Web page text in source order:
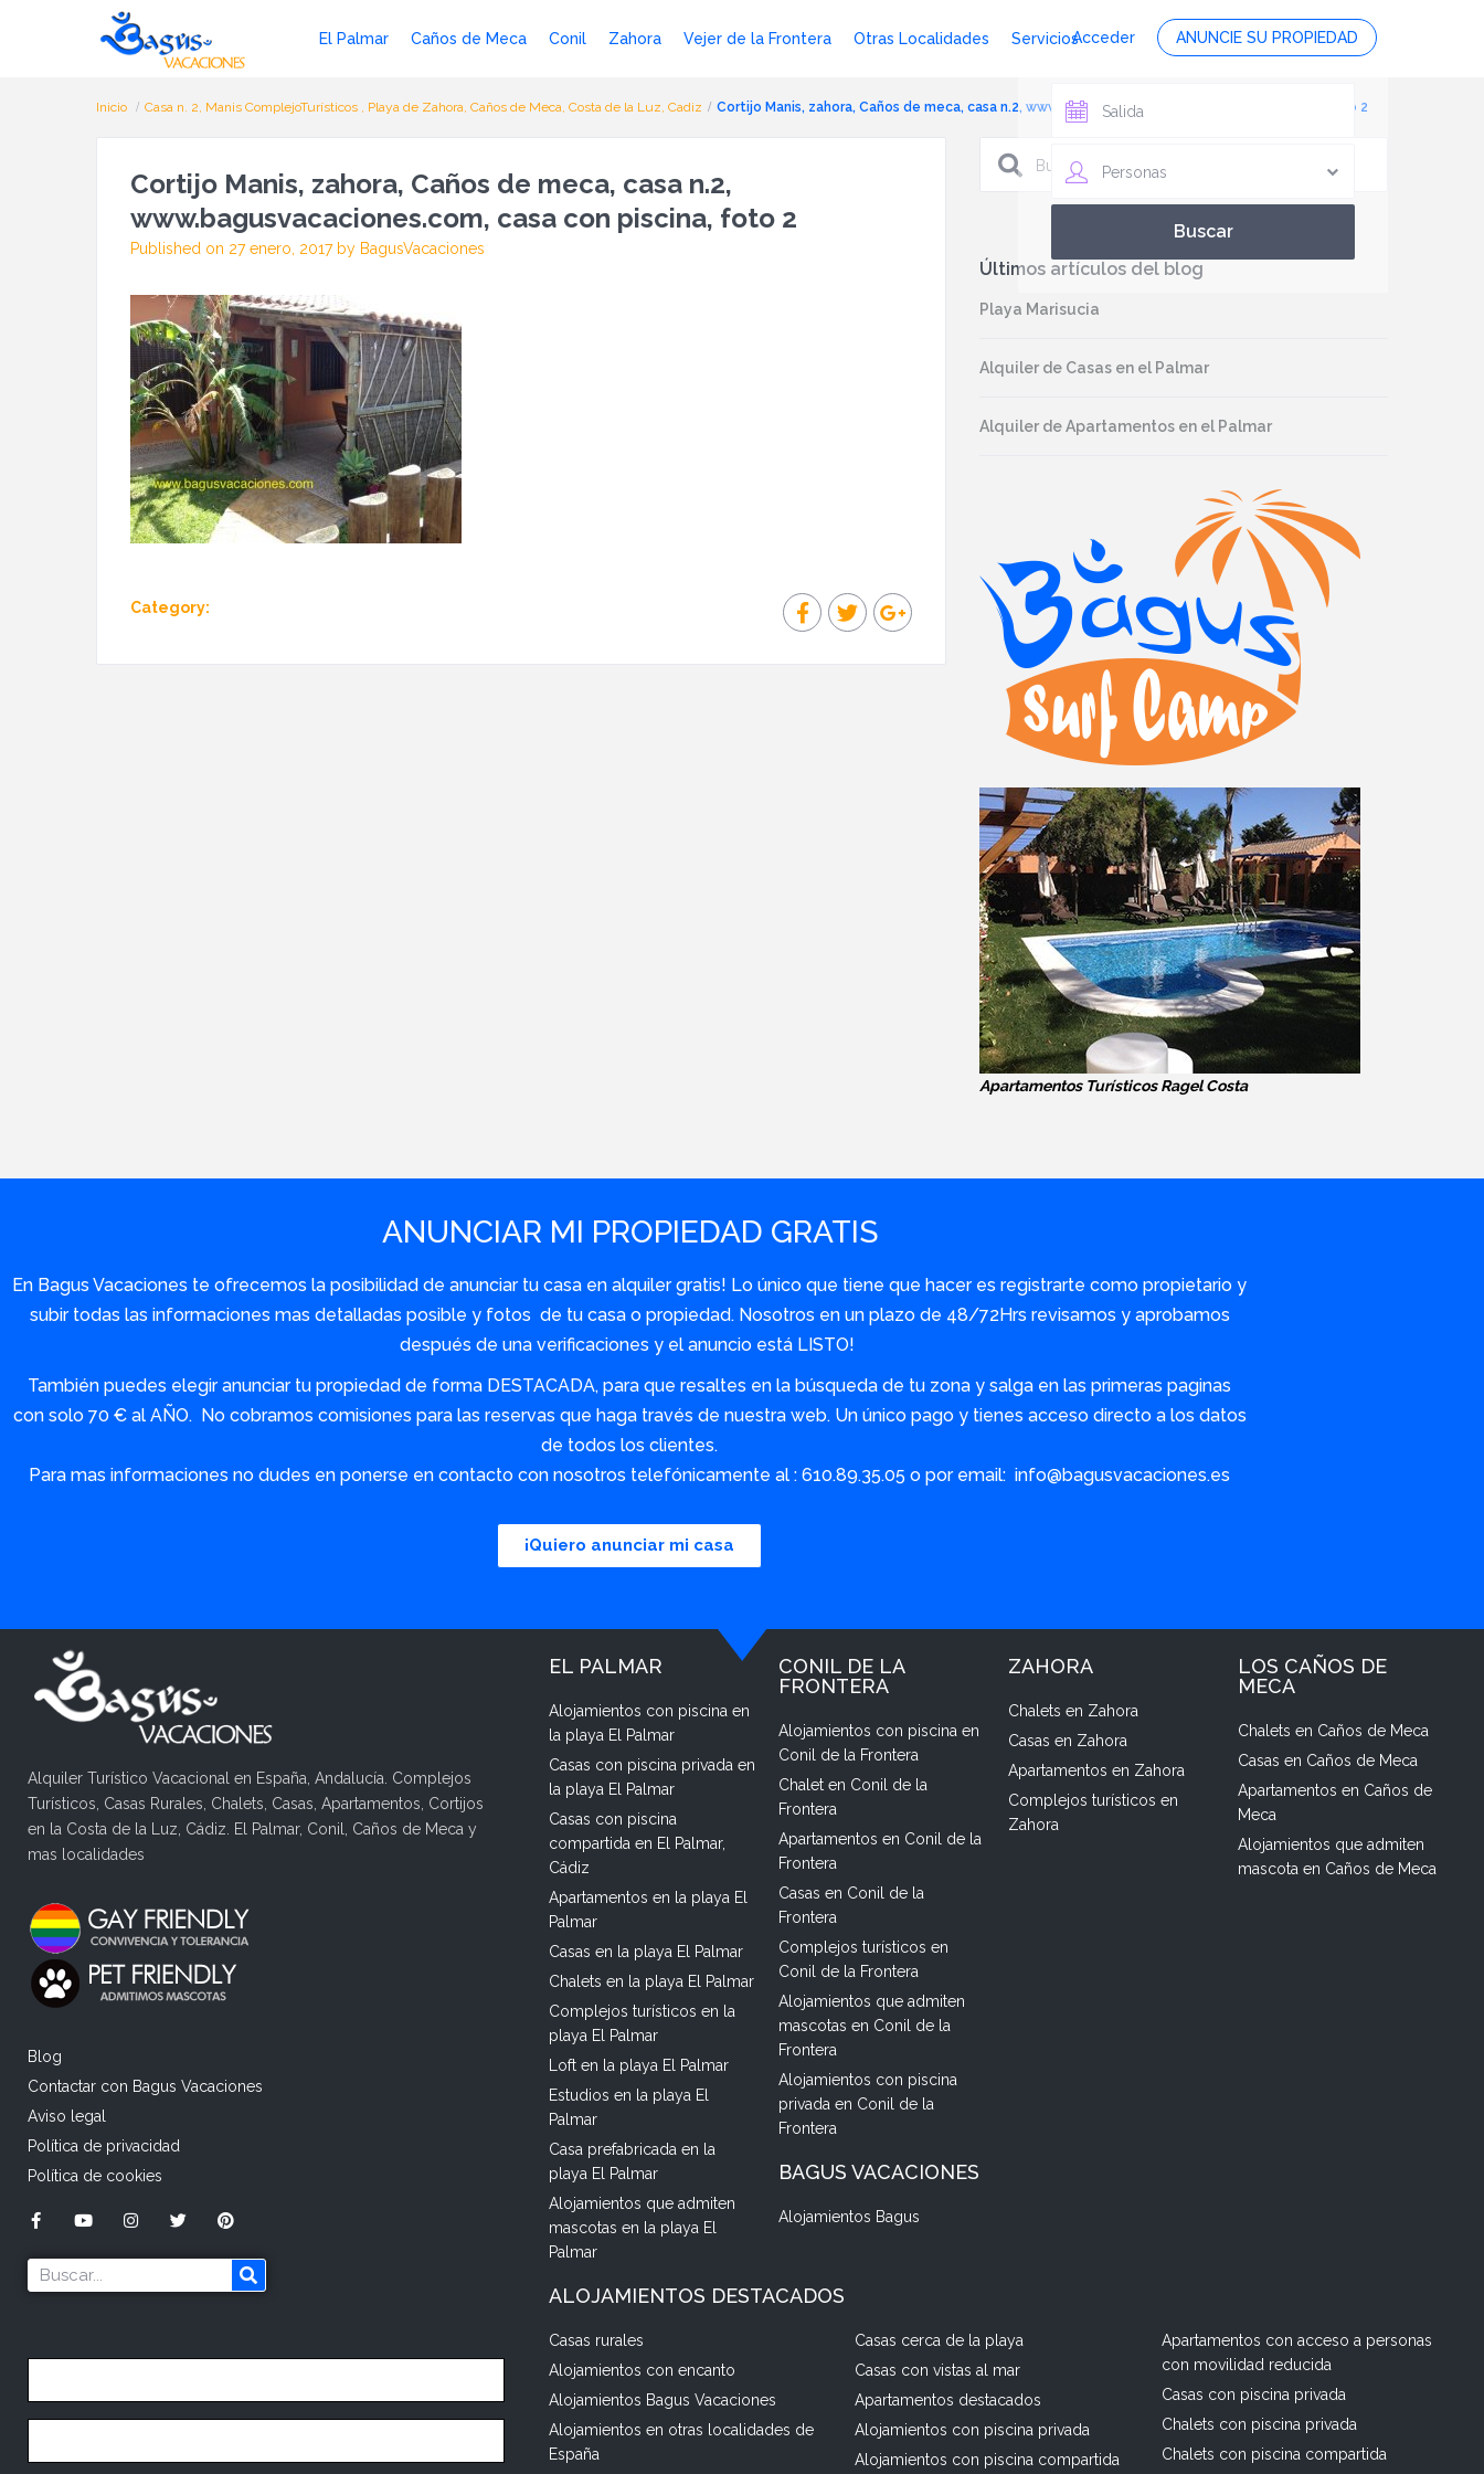
Acceder ANUNCIE SU PROPIEDAD
El Palmar Caños de Meca Conil Zahora Vejer de la Frontera Otras Localidades Servicios
Personas
Inicio Casa n. 2, Manis ComplejoTurísticos , Playa de Zahora, Caños de Meca, Costa de la Luz, Cadiz Cortijo Manis, zahora, Caños de meca, casa n.2, www.bagusvacaciones.com, casa con piscina, foto 2
Cortijo Manis, zahora, Caños de meca, casa n.2,
www.bagusvacaciones.com, casa con piscina, foto 2
Published on 27 enero, 2017 by BagusVacaciones
Category:
Últimos artículos del blog
Playa Marisucia
Alquiler de Casas en el Palmar
Alquiler de Apartamentos en el Palmar
Apartamentos Turísticos Ragel Costa
ANUNCIAR MI PROPIEDAD GRATIS
En Bagus Vacaciones te ofrecemos la posibilidad de anunciar tu casa en alquiler gratis! Lo único que tiene que hacer es registrarte como propietario y
subir todas las informaciones mas detalladas posible y fotos de tu casa o propiedad. Nosotros en un plazo de 48/72Hrs revisamos y aprobamos
después de una verificaciones y el anuncio está LISTO!
También puedes elegir anunciar tu propiedad de forma DESTACADA, para que resaltes en la búsqueda de tu zona y salga en las primeras paginas
con solo 70 € al AÑO. No cobramos comisiones para las reservas que haga través de nuestra web. Un único pago y tienes acceso directo a los datos
de todos los clientes.
Para mas informaciones no dudes en ponerse en contacto con nosotros telefónicamente al : 610.89.35.05 o por email: info@bagusvacaciones.es
¡Quiero anunciar mi casa
Alquiler Turístico Vacacional en España, Andalucía. Complejos
Turísticos, Casas Rurales, Chalets, Casas, Apartamentos, Cortijos
en la Costa de la Luz, Cádiz. El Palmar, Conil, Caños de Meca y
mas localidades
Blog
Contactar con Bagus Vacaciones
Aviso legal
Política de privacidad
Política de cookies
EL PALMAR
Alojamientos con piscina en
la playa El Palmar
Casas con piscina privada en
la playa El Palmar
Casas con piscina
compartida en El Palmar,
Cádiz
Apartamentos en la playa El
Palmar
Casas en la playa El Palmar
Chalets en la playa El Palmar
Complejos turísticos en la
playa El Palmar
Loft en la playa El Palmar
Estudios en la playa El
Palmar
Casa prefabricada en la
playa El Palmar
Alojamientos que admiten
mascotas en la playa El
Palmar
CONIL DE LA
FRONTERA
Alojamientos con piscina en
Conil de la Frontera
Chalet en Conil de la
Frontera
Apartamentos en Conil de la
Frontera
Casas en Conil de la
Frontera
Complejos turísticos en
Conil de la Frontera
Alojamientos que admiten
mascotas en Conil de la
Frontera
Alojamientos con piscina
privada en Conil de la
Frontera
BAGUS VACACIONES
Alojamientos Bagus
ZAHORA
Chalets en Zahora
Casas en Zahora
Apartamentos en Zahora
Complejos turísticos en
Zahora
LOS CAÑOS DE
MECA
Chalets en Caños de Meca
Casas en Caños de Meca
Apartamentos en Caños de
Meca
Alojamientos que admiten
mascota en Caños de Meca
ALOJAMIENTOS DESTACADOS
Casas rurales
Alojamientos con encanto
Alojamientos Bagus Vacaciones
Alojamientos en otras localidades de
España
Casas cerca de la playa
Casas con vistas al mar
Apartamentos destacados
Alojamientos con piscina privada
Alojamientos con piscina compartida
Apartamentos con acceso a personas
con movilidad reducida
Casas con piscina privada
Chalets con piscina privada
Chalets con piscina compartida